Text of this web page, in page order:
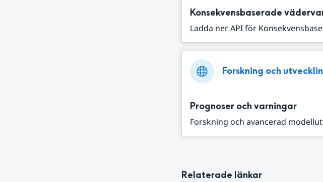
Konsekvensbaserade
Ladda ner API för
Forskning och
Prognoser och varningar
Forskning och avancerad
Relaterade länkar